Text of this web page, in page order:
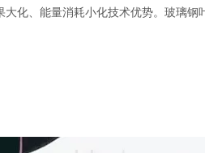
化、能量消耗小化技术优势。玻璃钢